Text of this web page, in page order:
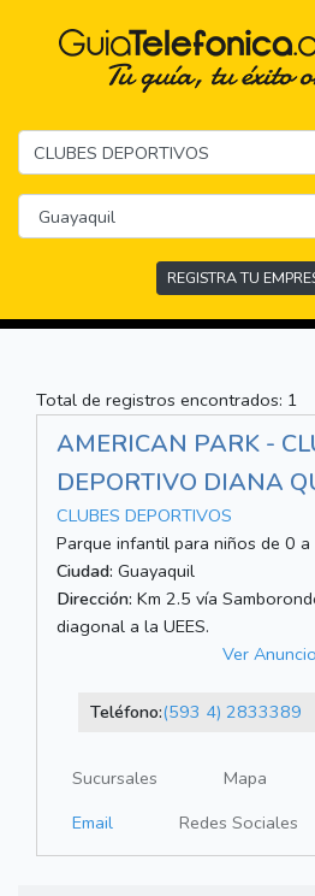
REGISTRA TU
Total de registros encontrados: 1
AMERICAN PARK -
DEPORTIVO DIANA
CLUBES DEPORTIVOS
Parque infantil para niños de 0
Ciudad: Guayaquil
Dirección: Km 2.5 vía
diagonal a la UEES.
Ver Anuncio
Teléfono:(593 4) 2833389
Sucursales Mapa
Email
Redes Sociales